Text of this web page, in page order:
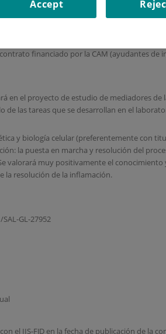
Ósea (área de Enfermedades
la Salud (Biología, Bioquímica, Farmacia,
financiado por la CAM (ayudantes de
en el proyecto de estudio de mediadores
de las tareas que se desarrollan en el
y biología celular (preferentemente con
la puesta en marcha y resolución del
valorará muy positivamente el
la resolución de la inflamación.
GL-27952
el IIS-FJD en la fecha de publicación de la
Accept